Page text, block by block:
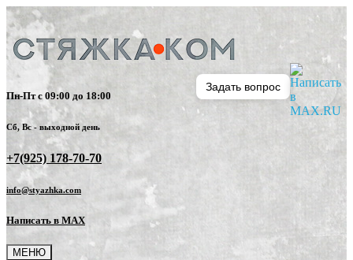
Пн-Пт с 09:00 до 18:00
Сб, Вс - выходной день
+7(925) 178-70-70
info@styazhka.com
Написать в MAX
МЕНЮ
Задать вопрос